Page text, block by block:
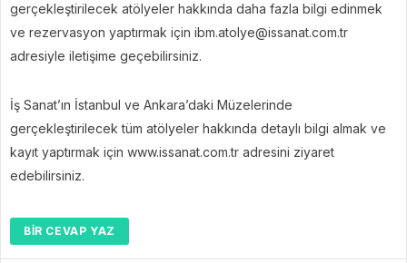
gerçekleştirilecek atölyeler hakkında daha fazla bilgi edinmek
ve rezervasyon yaptırmak için ibm.atolye@issanat.com.tr
adresiyle iletişime geçebilirsiniz.
İş Sanat’ın İstanbul ve Ankara’daki Müzelerinde
gerçekleştirilecek tüm atölyeler hakkında detaylı bilgi almak ve
kayıt yaptırmak için www.issanat.com.tr adresini ziyaret
edebilirsiniz.
BIR CEVAP YAZ